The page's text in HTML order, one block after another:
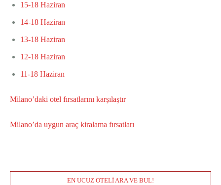
15-18 Haziran
14-18 Haziran
13-18 Haziran
12-18 Haziran
11-18 Haziran
Milano’daki otel fırsatlarını karşılaştır
Milano’da uygun araç kiralama fırsatları
EN UCUZ OTELI ARA VE BUL!